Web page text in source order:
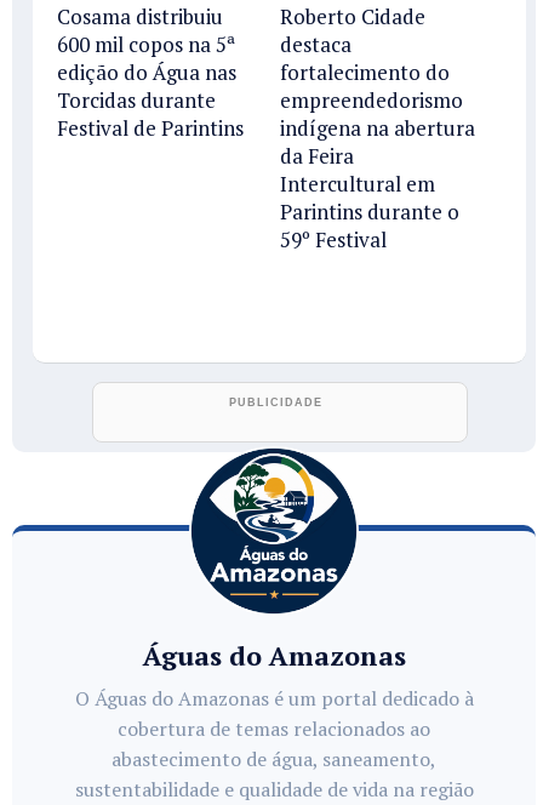
Cosama distribuiu
600 mil copos na 5ª
edição do Água nas
Torcidas durante
Festival de Parintins
Roberto Cidade
destaca
fortalecimento do
empreendedorismo
indígena na abertura
da Feira
Intercultural em
Parintins durante o
59º Festival
Águas do Amazonas
O Águas do Amazonas é um portal dedicado à
cobertura de temas relacionados ao
abastecimento de água, saneamento,
sustentabilidade e qualidade de vida na região